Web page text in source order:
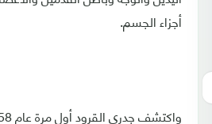
أجزاء الجسم.